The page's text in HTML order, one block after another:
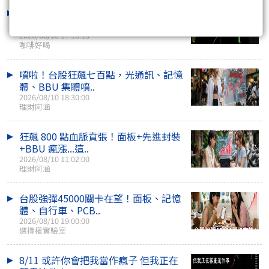
2026/08/10 17:18:13
咖啡好喝
噴啦！台股狂飆七百點，光通訊、記憶
體、BBU 集體噴..
2026/08/10 18:30:00
理財阿涵
狂飆 800 點血脈賁張！面板+先進封裝
+BBU 瘋漲...這..
2026/08/10 11:02:00
理財阿涵
台股強彈45000關卡在望！面板、記憶
體、自行車、PCB..
2026/08/10 19:00:00
選擇權實驗室
8/11 或許你會把我當作瘋子 但我正在